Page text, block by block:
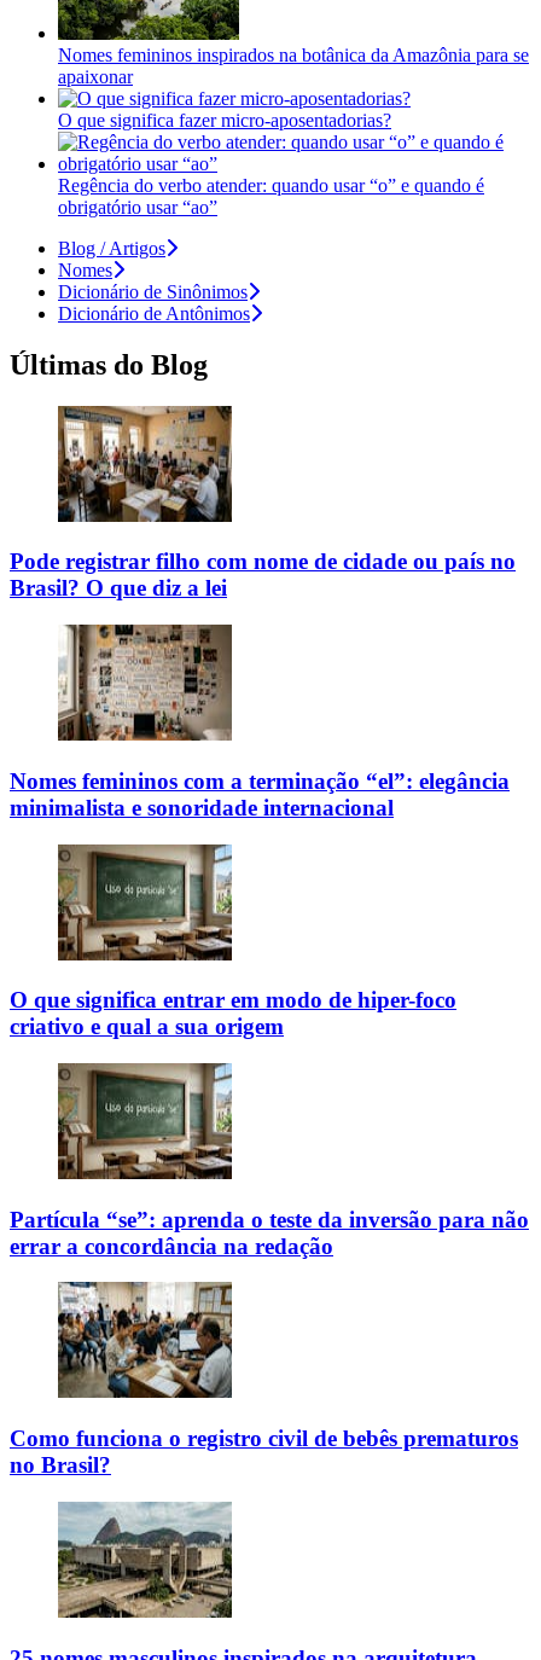
Nomes femininos inspirados na botânica da Amazônia para se
apaixonar
O que significa fazer micro-aposentadorias?
Regência do verbo atender: quando usar “o” e quando é
obrigatório usar “ao”
Blog / Artigos
Nomes
Dicionário de Sinônimos
Dicionário de Antônimos
Últimas do Blog
Pode registrar filho com nome de cidade ou país no
Brasil? O que diz a lei
Nomes femininos com a terminação “el”: elegância
minimalista e sonoridade internacional
O que significa entrar em modo de hiper-foco
criativo e qual a sua origem
Partícula “se”: aprenda o teste da inversão para não
errar a concordância na redação
Como funciona o registro civil de bebês prematuros
no Brasil?